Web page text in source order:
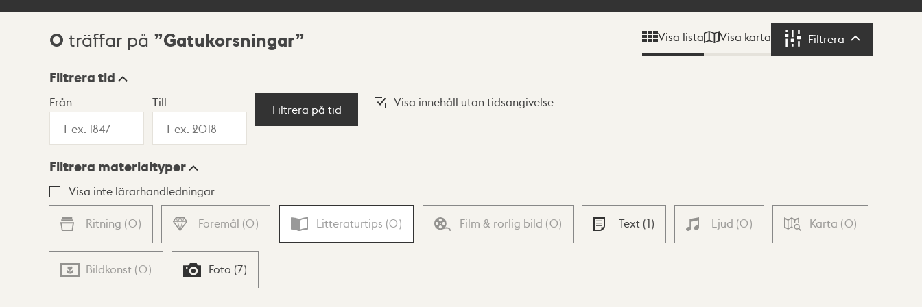
Sökresultat
0 träffar på Gatukorsningar Visa lista Visa karta Filtrera Filtrera
Visningsläge
Lista Karta
Filtrera tid
Från Till
Filtrera på tid
Visa innehåll utan tidsangivelse
Filtrera materialtyper
Visa inte lärarhandledningar
Ritning (0) Föremål (0) Litteraturtips (0) Film & rörlig bild (0) Text (1) Ljud (0) Karta (0)
Bildkonst (0) Foto (7)